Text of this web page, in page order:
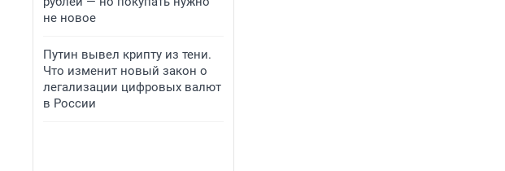
не новое
Путин вывел крипту из тени.
Что изменит новый закон о
легализации цифровых валют
в России